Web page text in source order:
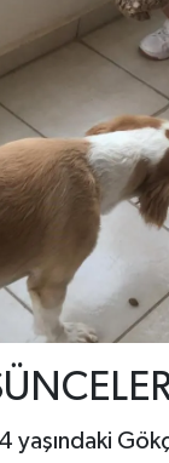
yaşındaki